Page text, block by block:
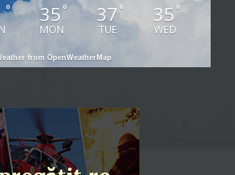
° 35°
MON
37 °
TUE
35 °
WED
from OpenWeatherMap